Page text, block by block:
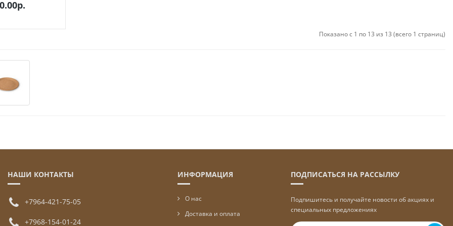
Показано с 1 по 13 из 13 (всего 1 страниц)
НАШИ КОНТАКТЫ
+7964-421-75-05
+7968-154-01-24
ИНФОРМАЦИЯ
О нас
Доставка и оплата
ПОДПИСАТЬСЯ НА РАССЫЛКУ
Подпишитесь и получайте новости об акциях и
специальных предложениях